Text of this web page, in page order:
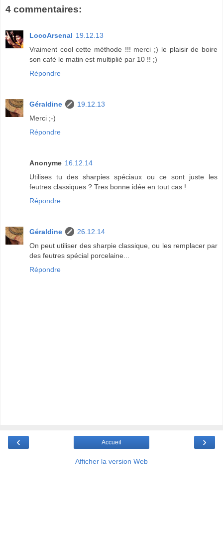
4 commentaires:
LocoArsenal 19.12.13
Vraiment cool cette méthode !!! merci ;) le plaisir de boire
son café le matin est multiplié par 10 !! ;)
Répondre
Géraldine
19.12.13
Merci ;-)
Répondre
Anonyme 16.12.14
Utilises tu des sharpies spéciaux ou ce sont juste les
feutres classiques ? Tres bonne idée en tout cas !
Répondre
Géraldine
26.12.14
On peut utiliser des sharpie classique, ou les remplacer par
des feutres spécial porcelaine...
Répondre
‹ ›
Accueil
Afficher la version Web